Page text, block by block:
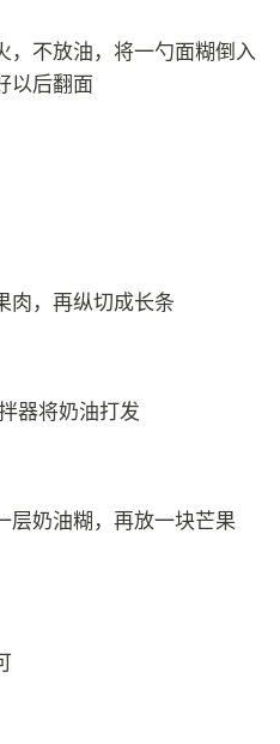
，不放油，将一勺面糊倒入
以后翻面
肉，再纵切成长条
器将奶油打发
层奶油糊，再放一块芒果